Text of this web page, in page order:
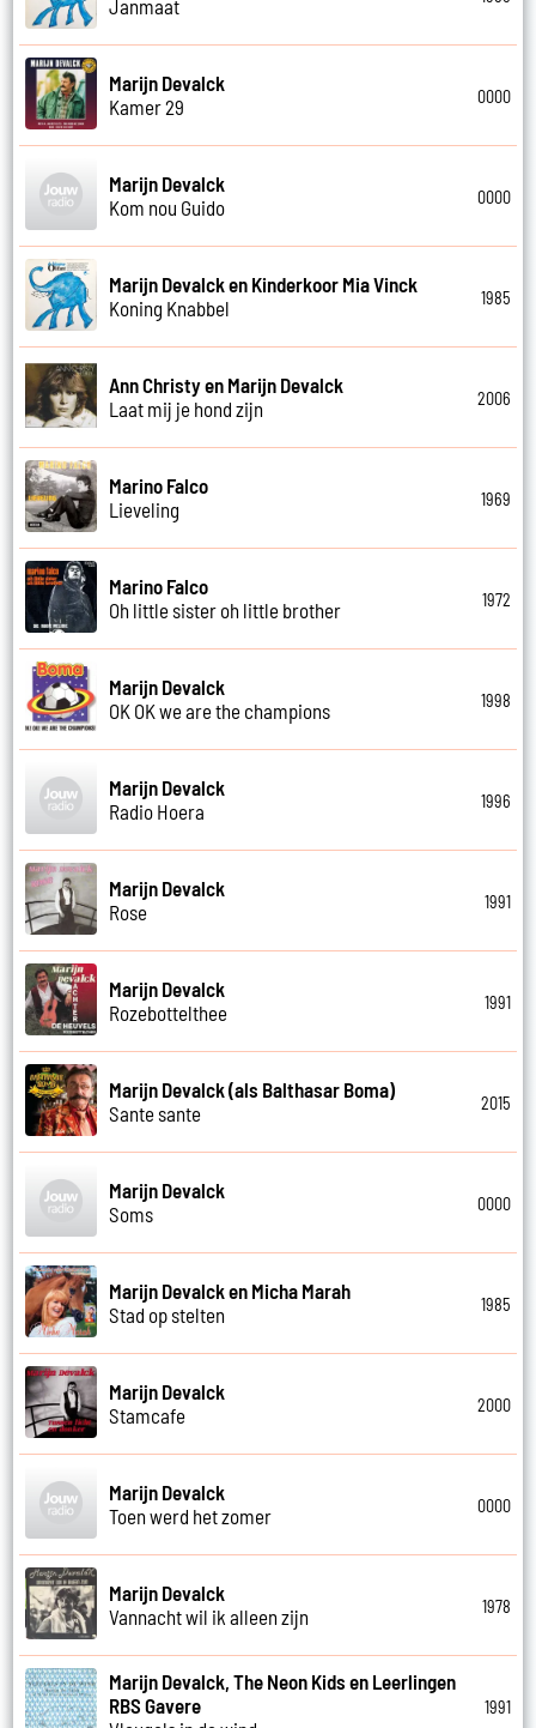
Janmaat
Marijn Devalck
Kamer 29
0000
Marijn Devalck
Kom nou Guido
0000
Marijn Devalck en Kinderkoor Mia Vinck
Koning Knabbel
1985
Ann Christy en Marijn Devalck
Laat mij je hond zijn
2006
Marino Falco
Lieveling
1969
Marino Falco
Oh little sister oh little brother
1972
Marijn Devalck
OK OK we are the champions
1998
Marijn Devalck
Radio Hoera
1996
Marijn Devalck
Rose
1991
Marijn Devalck
Rozebottelthee
1991
Marijn Devalck (als Balthasar Boma)
Sante sante
2015
Marijn Devalck
Soms
0000
Marijn Devalck en Micha Marah
Stad op stelten
1985
Marijn Devalck
Stamcafe
2000
Marijn Devalck
Toen werd het zomer
0000
Marijn Devalck
Vannacht wil ik alleen zijn
1978
Marijn Devalck, The Neon Kids en Leerlingen
RBS Gavere
1991